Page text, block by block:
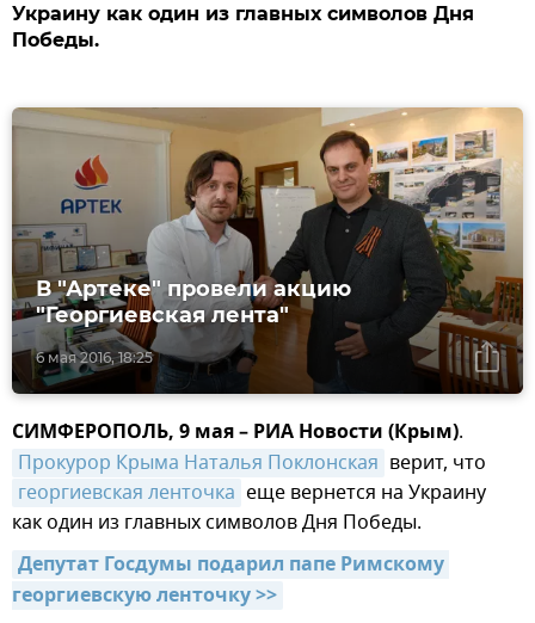
Украину как один из главных символов Дня
Победы.
6 мая 2016, 18:25
В "Артеке" провели акцию
"Георгиевская лента"
СИМФЕРОПОЛЬ, 9 мая – РИА Новости (Крым).
Прокурор Крыма Наталья Поклонская верит, что
георгиевская ленточка еще вернется на Украину
как один из главных символов Дня Победы.
Депутат Госдумы подарил папе Римскому
георгиевскую ленточку >>